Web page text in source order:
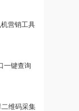
营销工具
一键查询
维码采集